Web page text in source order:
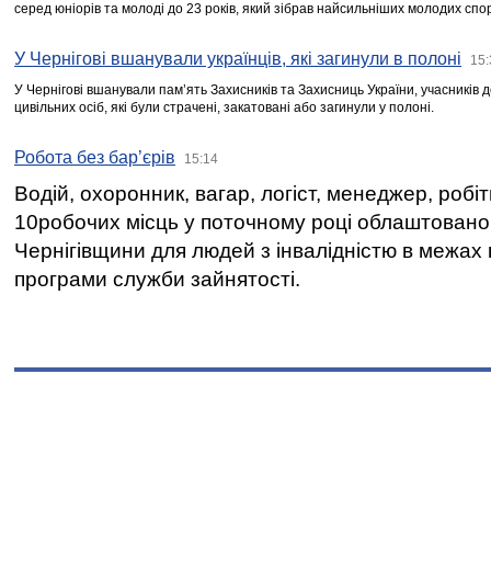
серед юніорів та молоді до 23 років, який зібрав найсильніших молодих
У Чернігові вшанували українців, які загинули в полоні
У Чернігові вшанували пам’ять Захисників та Захисниць України,
цивільних осіб, які були страчені, закатовані або загинули у полоні.
Робота без бар’єрів 15:14
Водій, охоронник, вагар, логіст, менеджер,
10робочих місць у поточному році
Чернігівщини для людей з інвалідністю в межах
програми служби зайнятості.